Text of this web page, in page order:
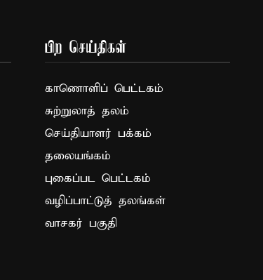
பிற செய்திகள்
காணொளிப் பெட்டகம்
சுற்றுலாத் தலம்
செய்தியாளர் பக்கம்
தலையங்கம்
புகைப்பட பெட்டகம்
வழிப்பாட்டுத் தலங்கள்
வாசகர் பகுதி